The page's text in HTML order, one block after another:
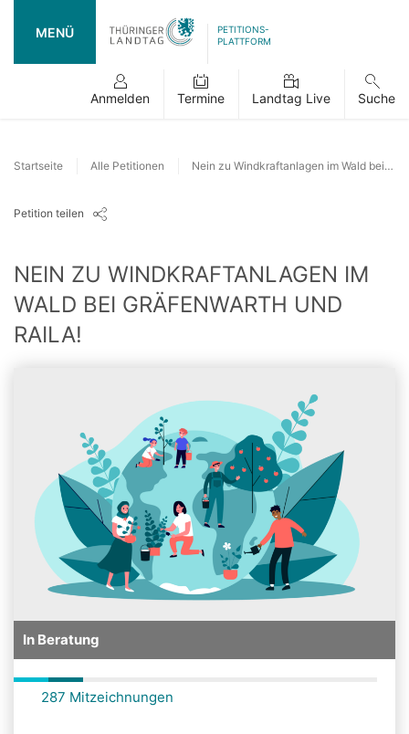
MENÜ
PETITIONS-
PLATTFORM
Anmelden Termine Landtag Live Suche
Startseite Alle Petitionen Nein zu Windkraftanlagen im Wald bei Gräfenwarth und Raila!
Petition teilen
NEIN ZU WINDKRAFTANLAGEN IM
WALD BEI GRÄFENWARTH UND
RAILA!
In Beratung
287 Mitzeichnungen